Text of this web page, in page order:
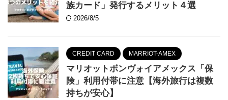
族カード」発行するメリット４選
2026/8/5
CREDIT CARD MARRIOT-AMEX
マリオットボンヴォイアメックス「保
険」利用付帯に注意【海外旅行は複数
持ちが安心】